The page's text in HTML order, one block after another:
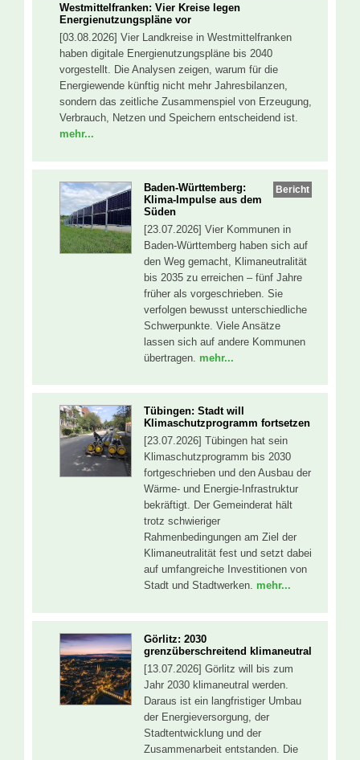
Westmittelfranken: Vier Kreise legen
Energienutzungspläne vor
[03.08.2026] Vier Landkreise in Westmittelfranken
haben digitale Energienutzungspläne bis 2040
vorgestellt. Die Analysen zeigen, warum für die
Energiewende künftig nicht mehr Jahresbilanzen,
sondern das zeitliche Zusammenspiel von Erzeugung,
Verbrauch, Netzen und Speichern entscheidend ist.
mehr...
Bericht
Baden-Württemberg:
Klima-Impulse aus dem
Süden
[23.07.2026] Vier Kommunen in
Baden-Württemberg haben sich auf
den Weg gemacht, Klimaneutralität
bis 2035 zu erreichen – fünf Jahre
früher als vorgeschrieben. Sie
verfolgen bewusst unterschiedliche
Schwerpunkte. Viele Ansätze
lassen sich auf andere Kommunen
übertragen. mehr...
Tübingen: Stadt will
Klimaschutzprogramm fortsetzen
[23.07.2026] Tübingen hat sein
Klimaschutzprogramm bis 2030
fortgeschrieben und den Ausbau der
Wärme- und Energie-Infrastruktur
bekräftigt. Der Gemeinderat hält
trotz schwieriger
Rahmenbedingungen am Ziel der
Klimaneutralität fest und setzt dabei
auf umfangreiche Investitionen von
Stadt und Stadtwerken. mehr...
Görlitz: 2030
grenzüberschreitend klimaneutral
[13.07.2026] Görlitz will bis zum
Jahr 2030 klimaneutral werden.
Daraus ist ein langfristiger Umbau
der Energieversorgung, der
Stadtentwicklung und der
Zusammenarbeit entstanden. Die